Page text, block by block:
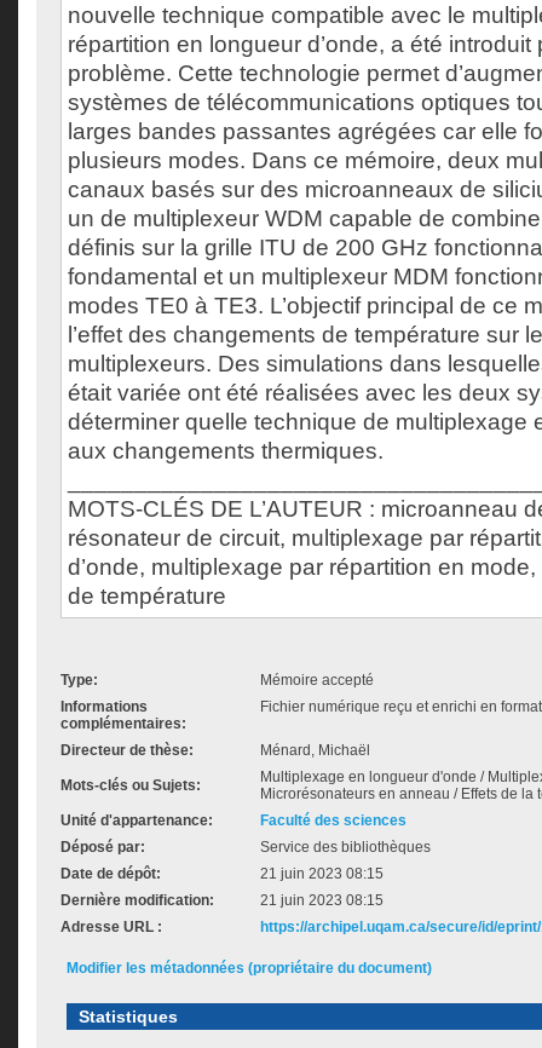
nouvelle technique compatible avec le
répartition en longueur d’onde, a été
problème. Cette technologie permet
systèmes de télécommunications optiques
larges bandes passantes agrégées car elle
plusieurs modes. Dans ce mémoire, deux
canaux basés sur des microanneaux de
un de multiplexeur WDM capable de
définis sur la grille ITU de 200 GHz
fondamental et un multiplexeur MDM
modes TE0 à TE3. L’objectif principal de ce
l’effet des changements de température sur
multiplexeurs. Des simulations dans
était variée ont été réalisées avec les deux
déterminer quelle technique de multiplexage
aux changements thermiques.
MOTS-CLÉS DE L’AUTEUR : microanneau
résonateur de circuit, multiplexage par
d’onde, multiplexage par répartition en
de température
Type:
Mémoire accepté
Informations
complémentaires:
Fichier numérique reçu et enrichi en
Directeur de thèse: Ménard, Michaël
Mots-clés ou Sujets:
Multiplexage en longueur d'onde /
Microrésonateurs en anneau / Effets de la
Unité d'appartenance:
Faculté des sciences
Déposé par:
Service des bibliothèques
Date de dépôt:
21 juin 2023 08:15
Dernière modification:
21 juin 2023 08:15
Adresse URL :
https://archipel.uqam.ca/secure/id/
Modifier les métadonnées (propriétaire du document)
Statistiques